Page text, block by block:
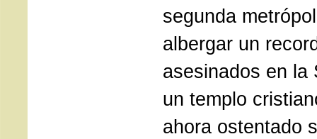
segunda
albergar un
asesinados en la
un templo
ahora ostentado